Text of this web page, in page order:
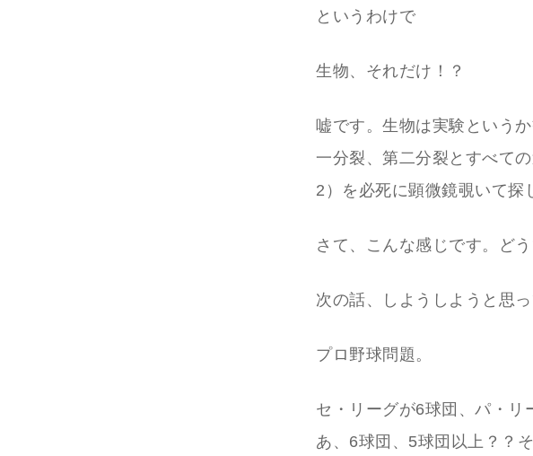
というわけで
生物、それだけ！？
嘘です。生物は実験という
一分裂、第二分裂とすべて
2）を必死に顕微鏡覗いて探
さて、こんな感じです。ど
次の話、しようしようと思
プロ野球問題。
セ・リーグが6球団、パ・リ
あ、6球団、5球団以上？？